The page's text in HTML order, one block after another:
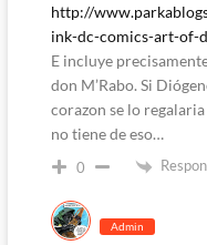
http://
ink-dc-comics-art-of-
E incluye
don M’Rabo. Si
corazon se lo
no tiene de eso…
0
Admin